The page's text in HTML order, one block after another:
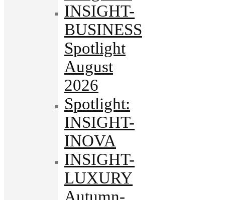
INSIGHT-
BUSINESS
Spotlight
August
2026
Spotlight:
INSIGHT-
INOVA
INSIGHT-
LUXURY
Autumn-.